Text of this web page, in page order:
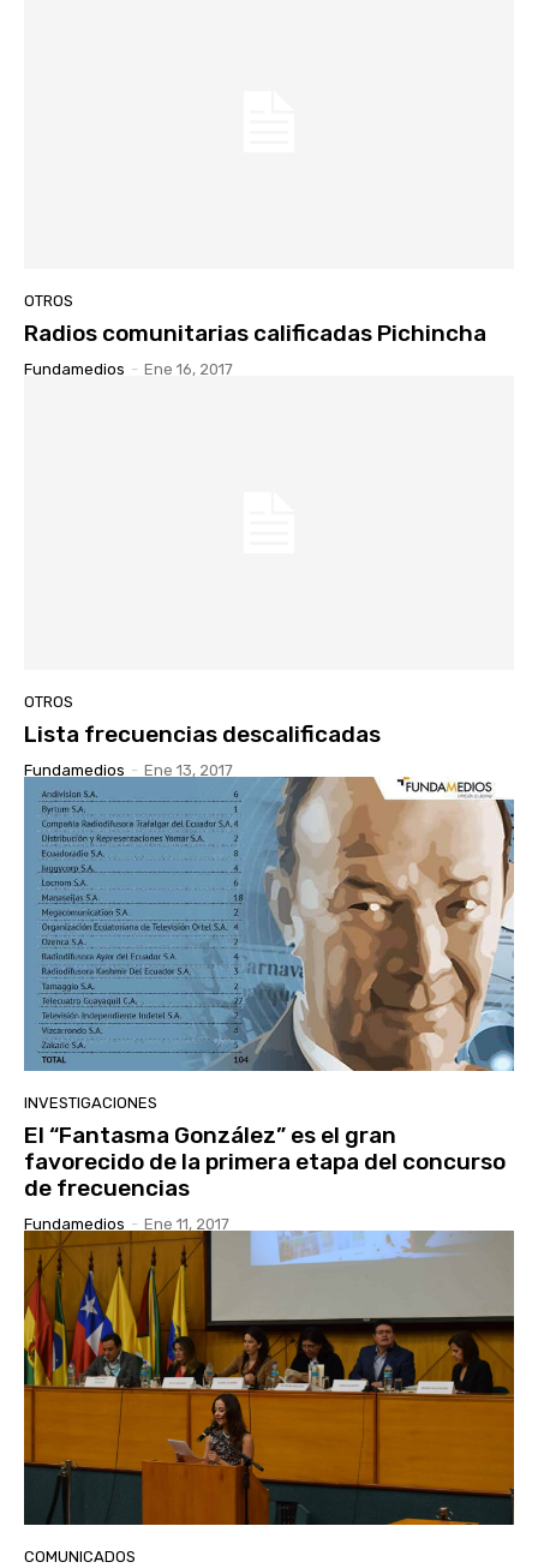
OTROS
Radios comunitarias calificadas Pichincha
Fundamedios - Ene 16, 2017
OTROS
Lista frecuencias descalificadas
Fundamedios - Ene 13, 2017
INVESTIGACIONES
El “Fantasma González” es el gran
favorecido de la primera etapa del concurso
de frecuencias
Fundamedios - Ene 11, 2017
COMUNICADOS